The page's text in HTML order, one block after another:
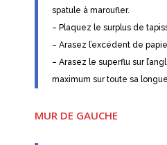
spatule à maroufler.
– Plaquez le surplus de
– Arasez l’excédent de
– Arasez le superflu sur
maximum sur toute sa
MUR DE GAUCHE